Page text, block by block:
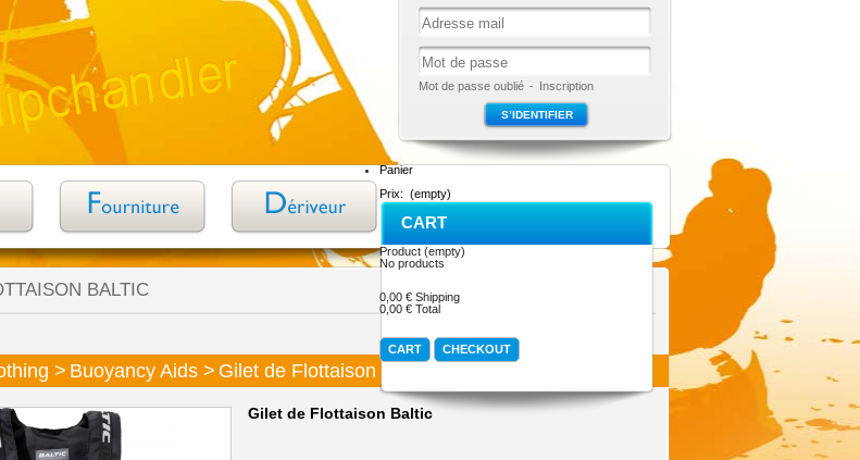
Mot de passe oublié - Inscription
Panier
Prix: (empty)
CART
Product (empty)
No products
0,00 € Shipping
0,00 € Total
CART CHECKOUT
BALTIC
> Buoyancy Aids > Gilet de Flottaison Baltic
Gilet de Flottaison Baltic